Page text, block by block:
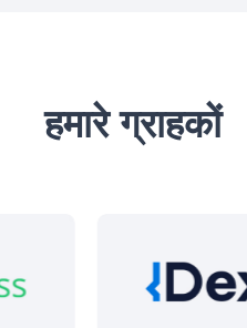
हमारे ग्राहकों